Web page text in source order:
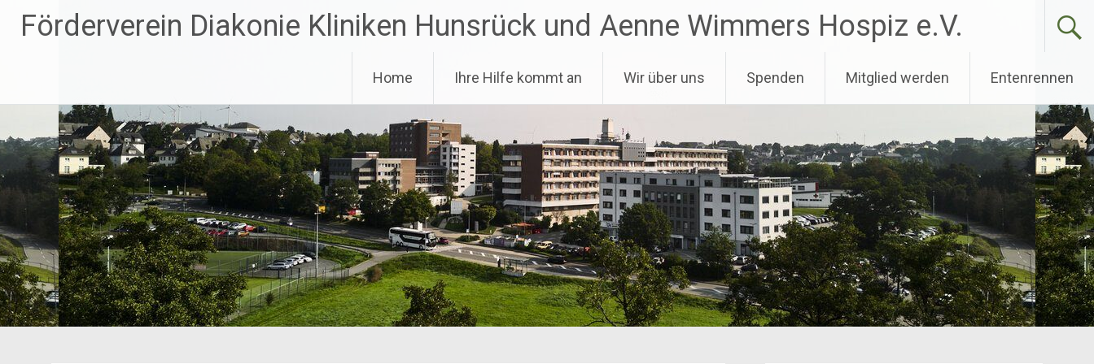
InhaltFörderverein Diakonie Kliniken Hunsrück und Aenne Wimmers Hospiz e.V.
Home Ihre Hilfe kommt an Wir über uns Spenden Mitglied werden Entenrennen